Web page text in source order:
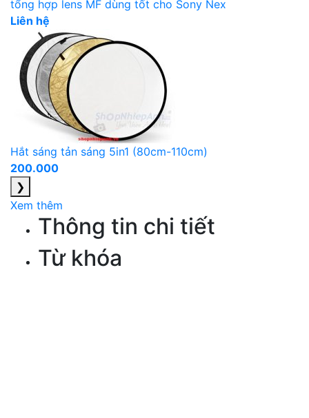
tổng hợp lens MF dùng tốt cho Sony Nex
Liên hệ
Hắt sáng tản sáng 5in1 (80cm-110cm)
200.000
❯
Xem thêm
Thông tin chi tiết
Từ khóa